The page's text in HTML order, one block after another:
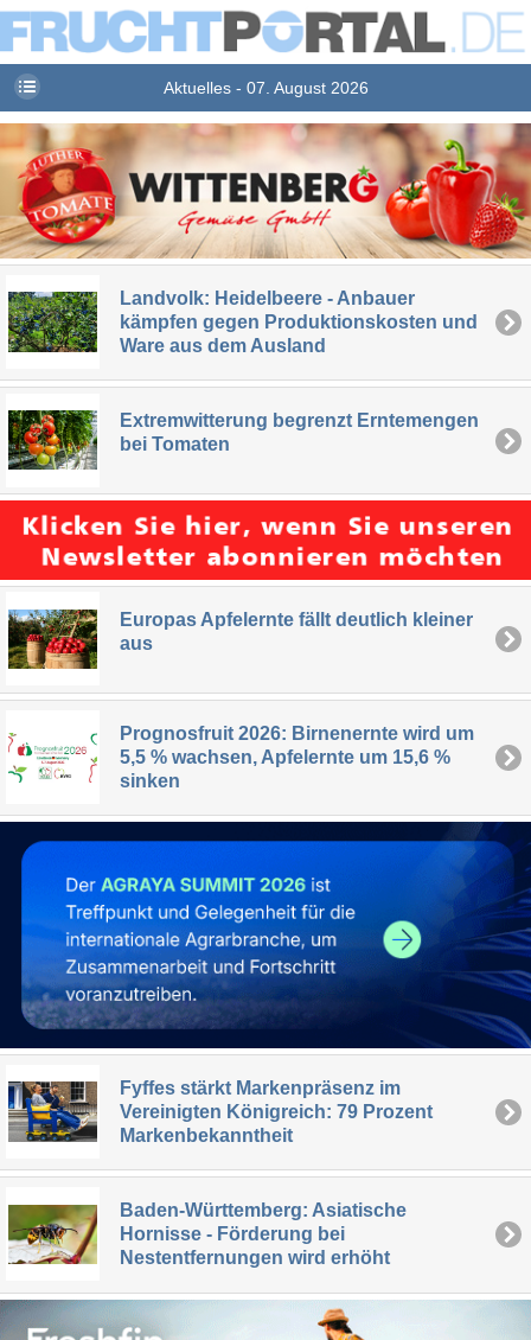
Aktuelles - 07. August 2026
Landvolk: Heidelbeere - Anbauer
kämpfen gegen Produktionskosten und
Ware aus dem Ausland
Extremwitterung begrenzt Erntemengen
bei Tomaten
Europas Apfelernte fällt deutlich kleiner
aus
Prognosfruit 2026: Birnenernte wird um
5,5 % wachsen, Apfelernte um 15,6 %
sinken
Fyffes stärkt Markenpräsenz im
Vereinigten Königreich: 79 Prozent
Markenbekanntheit
Baden-Württemberg: Asiatische
Hornisse - Förderung bei
Nestentfernungen wird erhöht